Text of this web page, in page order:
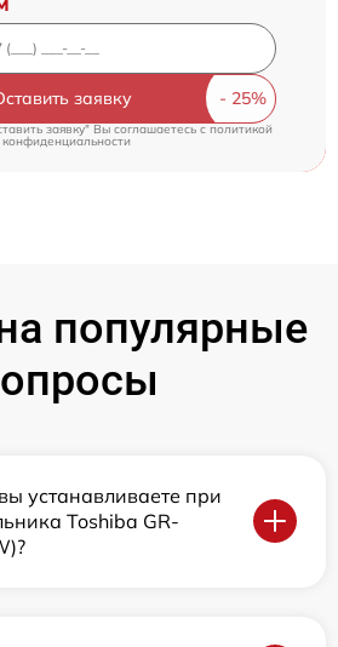
заявку
заявку" Вы соглашаетесь cполитикой
конфиденциальности
популярные
устанавливаете при
Toshiba GR-